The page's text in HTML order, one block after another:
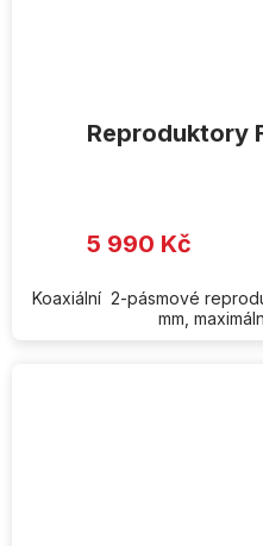
Reproduktory
5 990 Kč
Koaxiální 2-pásmové
mm,